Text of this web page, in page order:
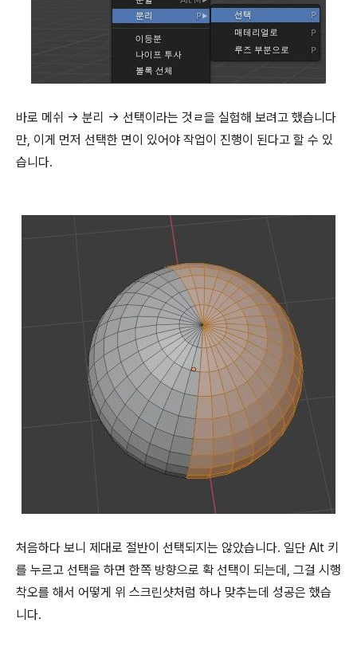
바로 메쉬 -> 분리 -> 선택이라는 것ㄹ을 실험해 보려고 했습니다
만, 이게 먼저 선택한 면이 있어야 작업이 진행이 된다고 할 수 있
습니다.
처음하다 보니 제대로 절반이 선택되지는 않았습니다. 일단 Alt 키
를 누르고 선택을 하면 한쪽 방향으로 확 선택이 되는데, 그걸 시행
착오를 해서 어떻게 위 스크린샷처럼 하나 맞추는데 성공은 했습
니다.